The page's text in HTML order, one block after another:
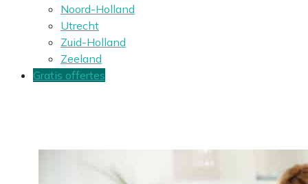
Noord-Holland
Utrecht
Zuid-Holland
Zeeland
Gratis offertes